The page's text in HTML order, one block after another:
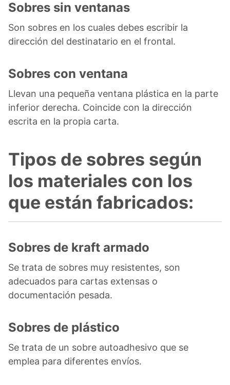
Sobres sin ventanas
Son sobres en los cuales debes escribir la
dirección del destinatario en el frontal.
Sobres con ventana
Llevan una pequeña ventana plástica en la parte
inferior derecha. Coincide con la dirección
escrita en la propia carta.
Tipos de sobres según
los materiales con los
que están fabricados:
Sobres de kraft armado
Se trata de sobres muy resistentes, son
adecuados para cartas extensas o
documentación pesada.
Sobres de plástico
Se trata de un sobre autoadhesivo que se
emplea para diferentes envíos.